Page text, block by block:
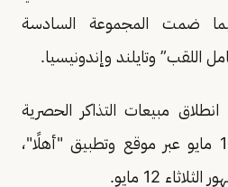
ضمت المجموعة السادسة
اللقب” وتايلند وإندونيسيا.
مبيعات التذاكر الحصرية
اعتبارًا من اليوم الأحد 10 مايو عبر موقع وتطبيق "أهلًا"،
12 مايو.